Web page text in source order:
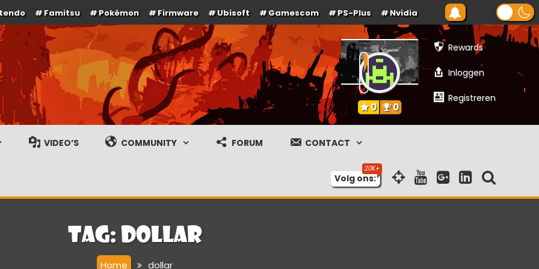
Famitsu Pokémon Firmware Ubisoft Gamescom PS-Plus Nvidia
gameplay streams
Rewards
Inloggen
Registreren
0 0
VIDEO’S COMMUNITY FORUM CONTACT
Volg ons:
Tag: dollar
Home dollar